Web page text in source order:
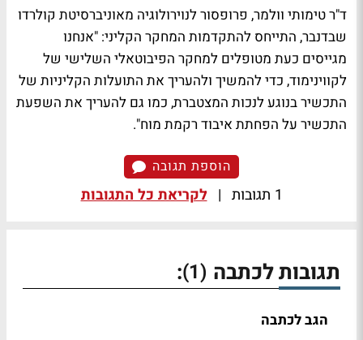
ד"ר טימותי וולמר, פרופסור לנוירולוגיה מאוניברסיטת קולרדו
שבדנבר, התייחס להתקדמות המחקר הקליני: "אנחנו
מגייסים כעת מטופלים למחקר הפיבוטאלי השלישי של
לקווינימוד, כדי להמשיך ולהעריך את התועלות הקליניות של
התכשיר בנוגע לנכות המצטברת, כמו גם להעריך את השפעת
התכשיר על הפחתת איבוד רקמת מוח".
הוספת תגובה
1 תגובות | לקריאת כל התגובות
תגובות לכתבה (1)
:
הגב לכתבה